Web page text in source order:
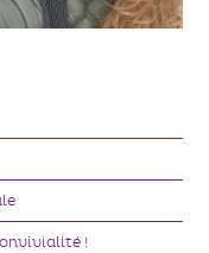
!